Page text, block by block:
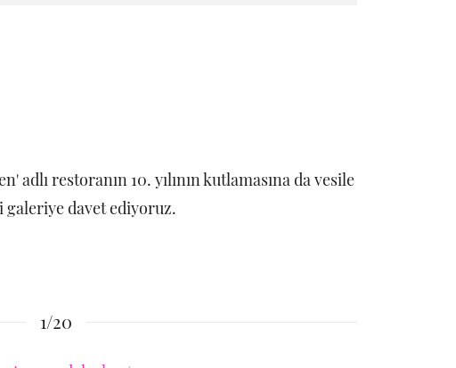
adlı restoranın 10. yılının kutlamasına da vesile
galeriye davet ediyoruz.
1/20